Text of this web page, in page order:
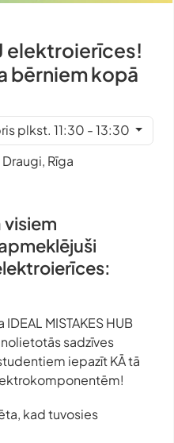
elektroierīces!
bērniem kopā
plkst. 11:30 - 13:30
Rīga
MISTAKES HUB
nolietotās sadzīves
iepazīt KĀ tā
kad tuvosies